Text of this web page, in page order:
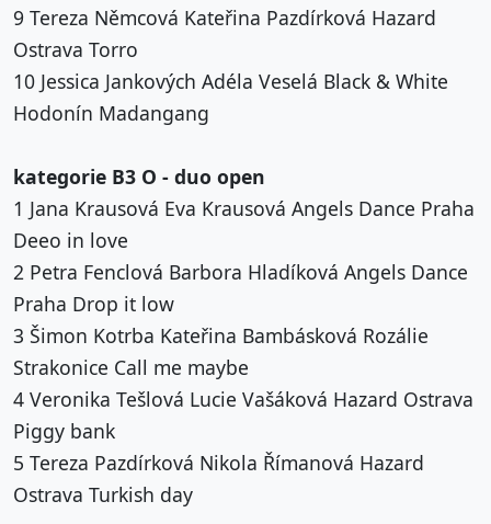
9 Tereza Němcová Kateřina Pazdírková Hazard
Ostrava Torro
10 Jessica Jankových Adéla Veselá Black & White
Hodonín Madangang
kategorie B3 O - duo open
1 Jana Krausová Eva Krausová Angels Dance Praha
Deeo in love
2 Petra Fenclová Barbora Hladíková Angels Dance
Praha Drop it low
3 Šimon Kotrba Kateřina Bambásková Rozálie
Strakonice Call me maybe
4 Veronika Tešlová Lucie Vašáková Hazard Ostrava
Piggy bank
5 Tereza Pazdírková Nikola Římanová Hazard
Ostrava Turkish day